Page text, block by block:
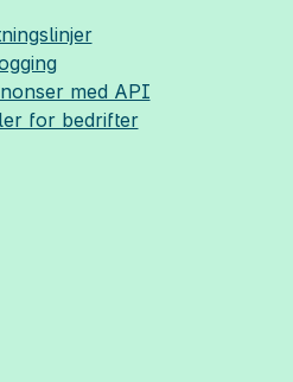
med API
for bedrifter